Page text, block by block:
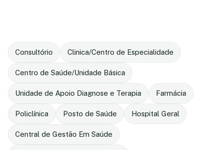
Consultório Clinica/Centro de Especialidade
Centro de Saúde/Unidade Básica
Unidade de Apoio Diagnose e Terapia Farmácia
Policlínica Posto de Saúde Hospital Geral
Central de Gestão Em Saúde